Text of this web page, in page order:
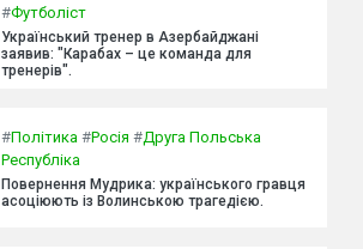
#Футболіст
Український тренер в Азербайджані
заявив: "Карабах – це команда для
тренерів".
#Політика #Росія #Друга Польська
Республіка
Повернення Мудрика: українського гравця
асоціюють із Волинською трагедією.